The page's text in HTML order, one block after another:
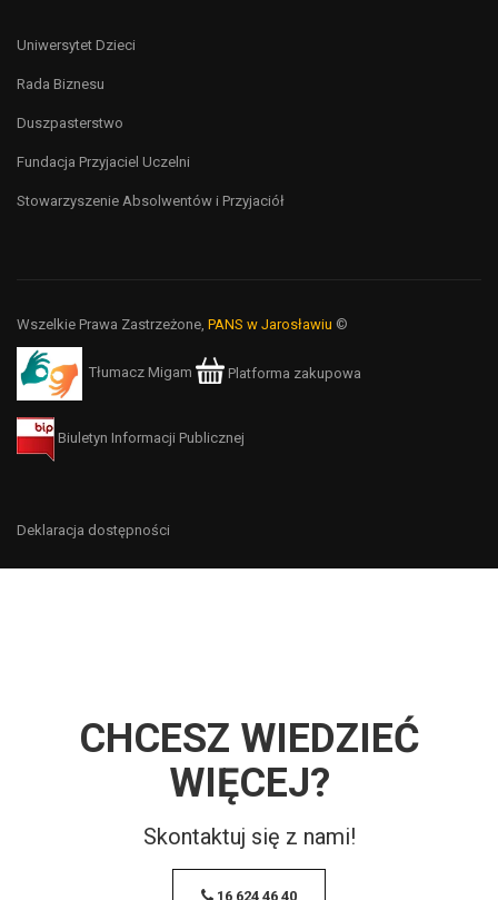
Uniwersytet Dzieci
Rada Biznesu
Duszpasterstwo
Fundacja Przyjaciel Uczelni
Stowarzyszenie Absolwentów i Przyjaciół
Wszelkie Prawa Zastrzeżone, PANS w Jarosławiu ©
Tłumacz Migam Platforma zakupowa
Biuletyn Informacji Publicznej
Deklaracja dostępności
CHCESZ WIEDZIEĆ
WIĘCEJ?
Skontaktuj się z nami!
16 624 46 40